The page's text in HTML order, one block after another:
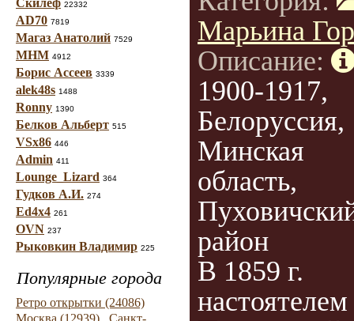
Скилеф 22332
AD70 7819
Магаз Анатолий 7529
МНМ 4912
Борис Ассеев 3339
alek48s 1488
Ronny 1390
Белков Альберт 515
VSx86 446
Admin 411
Lounge_Lizard 364
Гудков А.И. 274
Ed4x4 261
OVN 237
Рыковкин Владимир 225
Популярные города
Ретро открытки (24086)
Москва (12939)
Санкт-
Марьина
Описание:
1900-1917,
Белоруссия,
Минская
область,
район
В 1859 г.
настоятелем